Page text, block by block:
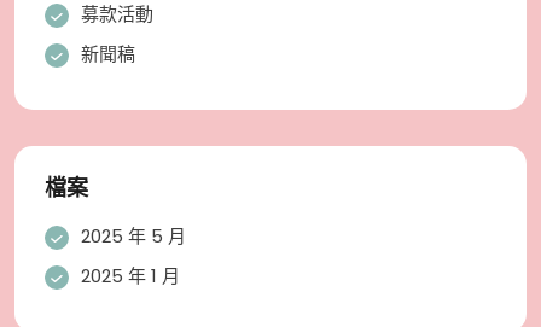
募款活動
新聞稿
檔案
2025 年 5 月
2025 年 1 月